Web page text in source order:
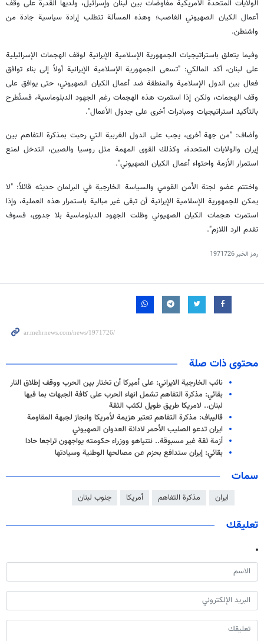
الولايات المتحدة الأمريكية مفاوضات بين لبنان وإسرائيل، ولديها القدرة على وقف
أعمال الكيان الصهيوني الغاصب؛ وهذه المسألة تتطلب إرادة سياسية جادة من
واشنطن.
وفيما يتعلق باستراتيجيات الجمهورية الإسلامية الإيرانية لوقف الهجمات الإسرائيلية
على لبنان، أكد المالكي: "تسعى الجمهورية الإسلامية الإيرانية أولاً إلى بناء توافق
فعال بين الدول الإسلامية والمنطقة ضد أعمال الكيان الصهيوني، حتى يوافق على
وقف الهجمات، ولكن إذا استمرت هذه الهجمات رغم الجهود الدبلوماسية، فستُطرح
بالتأكيد استراتيجيات ومبادرات أخرى على جدول الأعمال".
وأضاف: "من جهة أخرى، يجب على الدول الغربية التي رحبت بمذكرة التفاهم بين
إيران والولايات المتحدة، وكذلك القوى المهمة مثل روسيا والصين، التدخل لمنع
استمرار الأزمة واحتواء أعمال الكيان الصهيوني".
واختتم عضو لجنة الأمن القومي والسياسة الخارجية في البرلمان حديثه قائلاً: "لا
يمكن للجمهورية الإسلامية الإيرانية أن تبقى غير مبالية باستمرار هذه العملية، وإذا
استمرت هجمات الكيان الصهيوني وظلت الجهود الدبلوماسية بلا جدوى، فسوف
تقدم الرد اللازم".
رمز الخبر1971726
محتوى ذات صلة
نائب الخارجية الايراني: على أميركا أن تختار بين الحرب ووقف إطلاق النار
بقائي: مذكرة التفاهم تشمل انهاء الحرب على كافة الجبهات بما فيها
لبنان.. لامريكا طريق طويل لكثب الثقة
قاليباف: مذكرة التفاهم تعتبر هزيمة لأمريكا وانجاز لجبهة المقاومة
ايران تدعو الصليب الأحمر لادانة العدوان الصهيوني
أزمة ثقة غير مسبوقة.. نتنياهو ووزراء حكومته يواجهون تراجعا حادا
بقائي: إيران ستدافع بحزم عن مصالحها الوطنية وسيادتها
سمات
ايران مذكرة التفاهم أمريكا جنوب لبنان
تعليقك